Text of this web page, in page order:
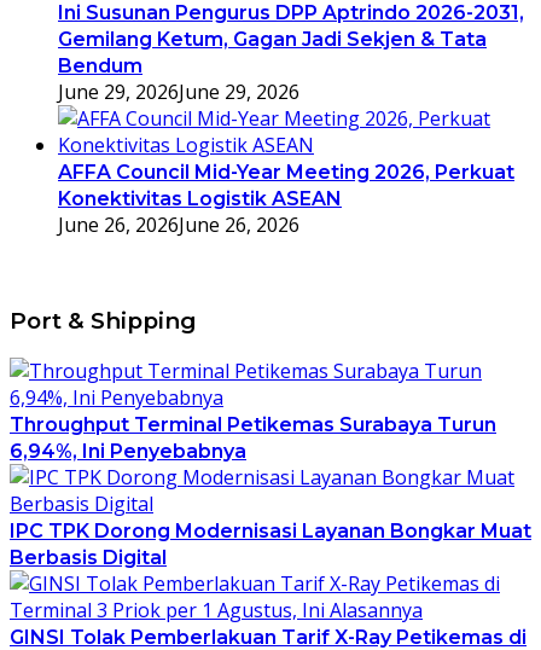
Ini Susunan Pengurus DPP Aptrindo 2026-2031,
Gemilang Ketum, Gagan Jadi Sekjen & Tata
Bendum
June 29, 2026June 29, 2026
AFFA Council Mid-Year Meeting 2026, Perkuat
Konektivitas Logistik ASEAN
June 26, 2026June 26, 2026
Port & Shipping
Throughput Terminal Petikemas Surabaya Turun
6,94%, Ini Penyebabnya
IPC TPK Dorong Modernisasi Layanan Bongkar Muat
Berbasis Digital
GINSI Tolak Pemberlakuan Tarif X-Ray Petikemas di